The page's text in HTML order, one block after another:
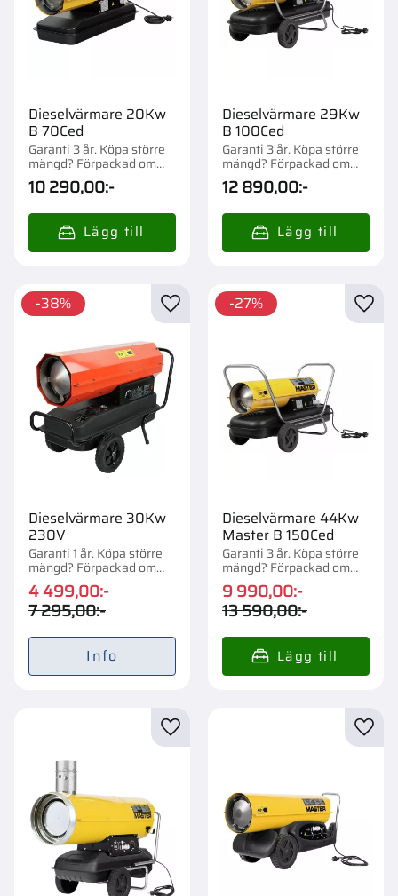
Dieselvärmare 20Kw
B 70Ced
Garanti 3 år. Köpa större
mängd? Förpackad om
1/15 st.
10 290,00:-
Dieselvärmare 29Kw
B 100Ced
Garanti 3 år. Köpa större
mängd? Förpackad om
1/10 st.
12 890,00:-
Dieselvärmare 30Kw
230V
Garanti 1 år. Köpa större
mängd? Förpackad om
1/12 st.
4 499,00:-
7 295,00:-
38% Lägg till i favoriter
Info
Dieselvärmare 44Kw
Master B 150Ced
Garanti 3 år. Köpa större
mängd? Förpackad om
1/10 st.
9 990,00:-
13 590,00:-
27%
Lägg till i favoriter